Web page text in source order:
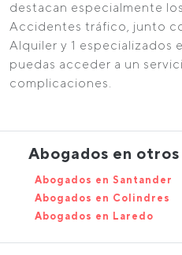
destacan especialmente
Accidentes tráfico, junto
Alquiler y 1 especializados
puedas acceder a un
complicaciones.
Abogados en
Abogados en Santander
Abogados en Colindres
Abogados en Laredo